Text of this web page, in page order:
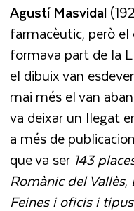
Agustí Masvidal
farmacèutic, però el
formava part de la
el dibuix van
mai més el van
va deixar un llegat
a més de
que va ser 143
Romànic del Vallès,
Feines i oficis i